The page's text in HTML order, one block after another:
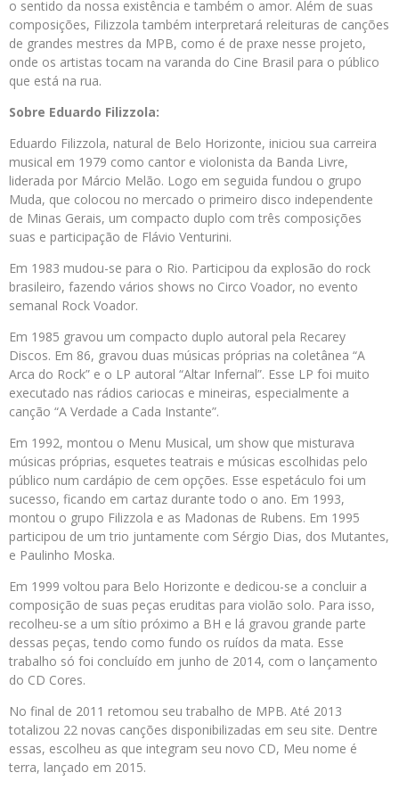
o sentido da nossa existência e também o amor. Além de suas
composições, Filizzola também interpretará releituras de canções
de grandes mestres da MPB, como é de praxe nesse projeto,
onde os artistas tocam na varanda do Cine Brasil para o público
que está na rua.
Sobre Eduardo Filizzola:
Eduardo Filizzola, natural de Belo Horizonte, iniciou sua carreira
musical em 1979 como cantor e violonista da Banda Livre,
liderada por Márcio Melão. Logo em seguida fundou o grupo
Muda, que colocou no mercado o primeiro disco independente
de Minas Gerais, um compacto duplo com três composições
suas e participação de Flávio Venturini.
Em 1983 mudou-se para o Rio. Participou da explosão do rock
brasileiro, fazendo vários shows no Circo Voador, no evento
semanal Rock Voador.
Em 1985 gravou um compacto duplo autoral pela Recarey
Discos. Em 86, gravou duas músicas próprias na coletânea “A
Arca do Rock” e o LP autoral “Altar Infernal”. Esse LP foi muito
executado nas rádios cariocas e mineiras, especialmente a
canção “A Verdade a Cada Instante”.
Em 1992, montou o Menu Musical, um show que misturava
músicas próprias, esquetes teatrais e músicas escolhidas pelo
público num cardápio de cem opções. Esse espetáculo foi um
sucesso, ficando em cartaz durante todo o ano. Em 1993,
montou o grupo Filizzola e as Madonas de Rubens. Em 1995
participou de um trio juntamente com Sérgio Dias, dos Mutantes,
e Paulinho Moska.
Em 1999 voltou para Belo Horizonte e dedicou-se a concluir a
composição de suas peças eruditas para violão solo. Para isso,
recolheu-se a um sítio próximo a BH e lá gravou grande parte
dessas peças, tendo como fundo os ruídos da mata. Esse
trabalho só foi concluído em junho de 2014, com o lançamento
do CD Cores.
No final de 2011 retomou seu trabalho de MPB. Até 2013
totalizou 22 novas canções disponibilizadas em seu site. Dentre
essas, escolheu as que integram seu novo CD, Meu nome é
terra, lançado em 2015.